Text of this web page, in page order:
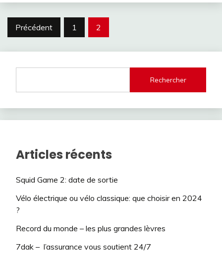
Navigation
Précédent 1 2
Rechercher
Articles récents
Squid Game 2: date de sortie
Vélo électrique ou vélo classique: que choisir en 2024
?
Record du monde – les plus grandes lèvres
7dak – l’assurance vous soutient 24/7